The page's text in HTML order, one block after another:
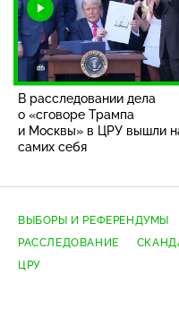
В расследовании дела
о «сговоре Трампа
и Москвы» в ЦРУ вышли
самих себя
ВЫБОРЫ И РЕФЕРЕНДУМЫ
РАССЛЕДОВАНИЕ
ЦРУ